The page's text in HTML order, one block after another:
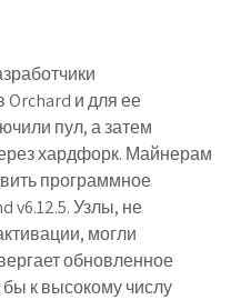
Orchard и для ее
пул, а затем
хардфорк. Майнерам
программное
v6.12.5. Узлы, не
могли
обновленное
к высокому числу